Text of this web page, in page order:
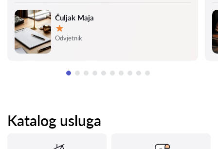
Čuljak Maja
Ocjena:
Odvjetnik
Katalog usluga